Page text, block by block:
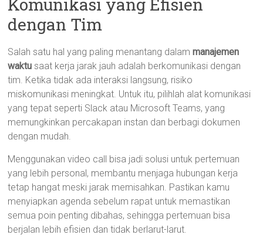
Komunikasi yang Efisien
dengan Tim
Salah satu hal yang paling menantang dalammanajemen
waktu saat kerja jarak jauh adalah berkomunikasi dengan
tim. Ketika tidak ada interaksi langsung, risiko
miskomunikasi meningkat. Untuk itu, pilihlah alat komunikasi
yang tepat seperti Slack atau Microsoft Teams, yang
memungkinkan percakapan instan dan berbagi dokumen
dengan mudah.
Menggunakan video call bisa jadi solusi untuk pertemuan
yang lebih personal, membantu menjaga hubungan kerja
tetap hangat meski jarak memisahkan. Pastikan kamu
menyiapkan agenda sebelum rapat untuk memastikan
semua poin penting dibahas, sehingga pertemuan bisa
berjalan lebih efisien dan tidak berlarut-larut.